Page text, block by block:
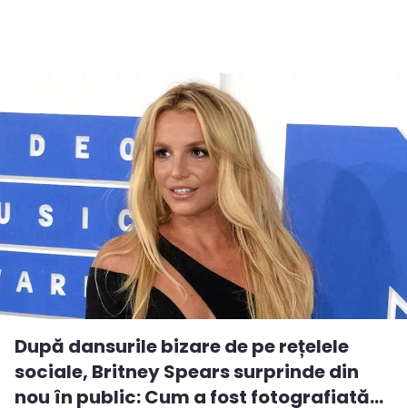
După dansurile bizare de pe rețelele
sociale, Britney Spears surprinde din
nou în public: Cum a fost fotografiată